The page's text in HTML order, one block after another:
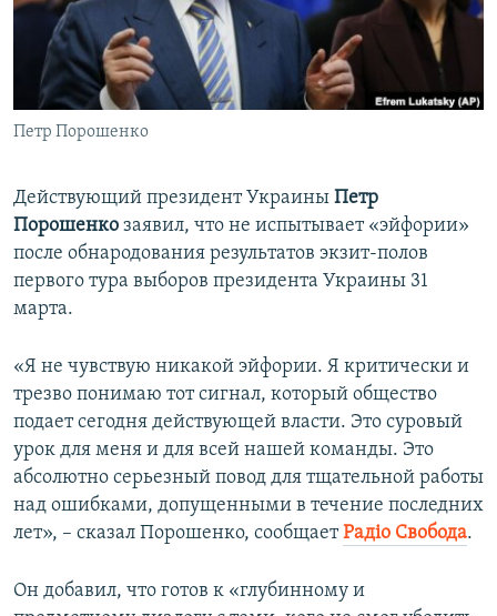
ПОБЕДИТЕЛЕЙ НЕ СУДЯТ?
КРЫМ.НЕПОКОРЕННЫЙ
ELIFBE
УКРАИНСКАЯ ПРОБЛЕМА КРЫМА
ПРИСОЕДИНЯЙТЕСЬ!
Петр Порошенко
Действующий президент Украины Петр
Порошенко заявил, что не испытывает «эйфории»
после обнародования результатов экзит-полов
первого тура выборов президента Украины 31
марта.
«Я не чувствую никакой эйфории. Я критически и
трезво понимаю тот сигнал, который общество
подает сегодня действующей власти. Это суровый
урок для меня и для всей нашей команды. Это
абсолютно серьезный повод для тщательной работы
над ошибками, допущенными в течение последних
лет», – сказал Порошенко, сообщаетРадіо Свобода.
Он добавил, что готов к «глубинному и